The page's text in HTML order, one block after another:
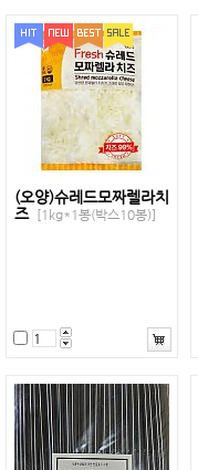
(오양)슈레드모짜렐라치
즈 [1kg*1봉(박스10봉)]